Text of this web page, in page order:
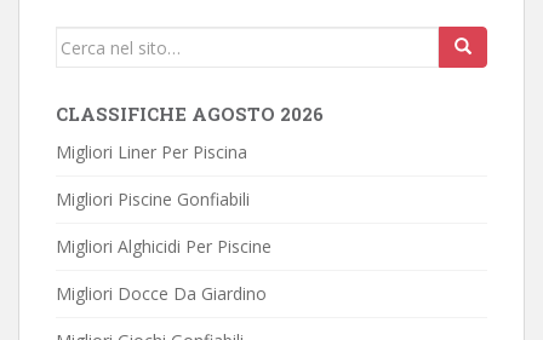
Cerca...
CLASSIFICHE AGOSTO 2026
Migliori Liner Per Piscina
Migliori Piscine Gonfiabili
Migliori Alghicidi Per Piscine
Migliori Docce Da Giardino